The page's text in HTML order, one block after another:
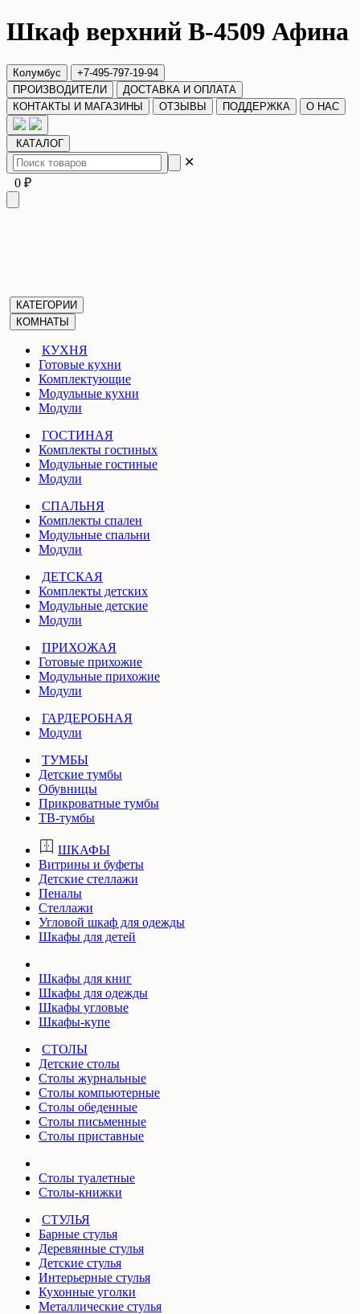
Шкаф верхний В-4509 Афина
Колумбус
+7-495-797-19-94
ПРОИЗВОДИТЕЛИ
ДОСТАВКА И ОПЛАТА
КОНТАКТЫ И МАГАЗИНЫ
ОТЗЫВЫ ПОДДЕРЖКА О НАС
КАТАЛОГ
✕
0 ₽
КАТЕГОРИИ
КОМНАТЫ
КУХНЯ
Готовые кухни
Комплектующие
Модульные кухни
Модули
ГОСТИНАЯ
Комплекты гостиных
Модульные гостиные
Модули
СПАЛЬНЯ
Комплекты спален
Модульные спальни
Модули
ДЕТСКАЯ
Комплекты детских
Модульные детские
Модули
ПРИХОЖАЯ
Готовые прихожие
Модульные прихожие
Модули
ГАРДЕРОБНАЯ
Модули
ТУМБЫ
Детские тумбы
Обувницы
Прикроватные тумбы
ТВ-тумбы
ШКАФЫ
Витрины и буфеты
Детские стеллажи
Пеналы
Стеллажи
Угловой шкаф для одежды
Шкафы для детей
Шкафы для книг
Шкафы для одежды
Шкафы угловые
Шкафы-купе
СТОЛЫ
Детские столы
Столы журнальные
Столы компьютерные
Столы обеденные
Столы письменные
Столы приставные
Столы туалетные
Столы-книжки
СТУЛЬЯ
Барные стулья
Деревянные стулья
Детские стулья
Интерьерные стулья
Кухонные уголки
Металлические стулья